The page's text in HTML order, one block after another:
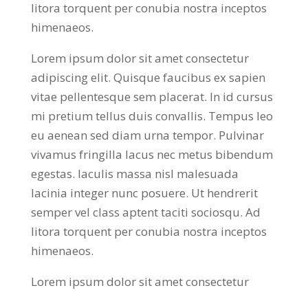
litora torquent per conubia nostra inceptos
himenaeos.
Lorem ipsum dolor sit amet consectetur
adipiscing elit. Quisque faucibus ex sapien
vitae pellentesque sem placerat. In id cursus
mi pretium tellus duis convallis. Tempus leo
eu aenean sed diam urna tempor. Pulvinar
vivamus fringilla lacus nec metus bibendum
egestas. Iaculis massa nisl malesuada
lacinia integer nunc posuere. Ut hendrerit
semper vel class aptent taciti sociosqu. Ad
litora torquent per conubia nostra inceptos
himenaeos.
Lorem ipsum dolor sit amet consectetur